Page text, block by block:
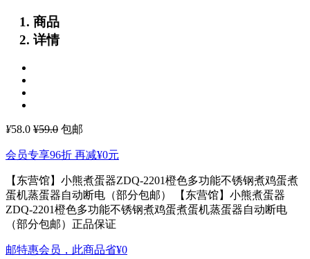
商品
详情
¥58.0 ¥59.0 包邮
会员专享96折 再减¥0元
【东营馆】小熊煮蛋器ZDQ-2201橙色多功能不锈钢煮鸡蛋煮
蛋机蒸蛋器自动断电（部分包邮）
【东营馆】小熊煮蛋器
ZDQ-2201橙色多功能不锈钢煮鸡蛋煮蛋机蒸蛋器自动断电
（部分包邮）正品保证
邮特惠会员，此商品省¥0